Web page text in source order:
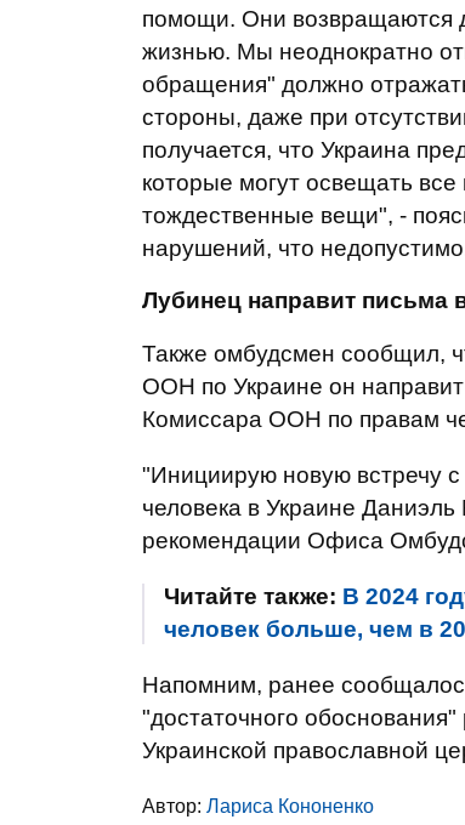
помощи. Они возвращаются
жизнью. Мы неоднократно
обращения" должно
стороны, даже при
получается, что Украина
которые могут освещать все
тождественные вещи", -
нарушений, что
Лубинец направит письма
Также омбудсмен сообщил,
ООН по Украине он
Комиссара ООН по правам
"Инициирую новую встречу
человека в Украине
рекомендации Офиса
Читайте также: В 2024
человек больше, чем в
Напомним, ранее
"достаточного
Украинской православной
Автор: Лариса Кононенко